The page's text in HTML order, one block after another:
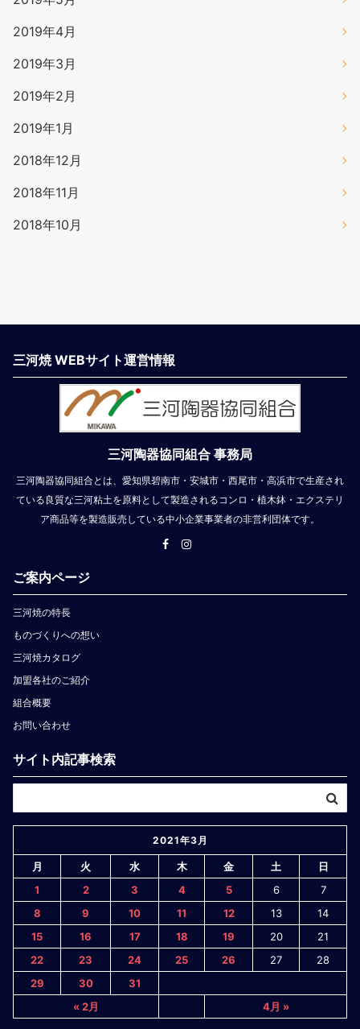
2019年4月
2019年3月
2019年2月
2019年1月
2018年12月
2018年11月
2018年10月
三河焼 WEBサイト運営情報
三河陶器協同組合 事務局
三河陶器協同組合とは、愛知県碧南市・安城市・西尾市・高浜市で生産され
ている良質な三河粘土を原料として製造されるコンロ・植木鉢・エクステリ
ア商品等を製造販売している中小企業事業者の非営利団体です。
ご案内ページ
三河焼の特長
ものづくりへの想い
三河焼カタログ
加盟各社のご紹介
組合概要
お問い合わせ
サイト内記事検索
2021年3月
月 火 水 木 金 土 日
« 2月 4月 »
1 2 3 4 5 6
7
8
9 10 11 12 13
14
15
16 17 18 19 20
21
22
23 24 25 26 27
28
29
30 31